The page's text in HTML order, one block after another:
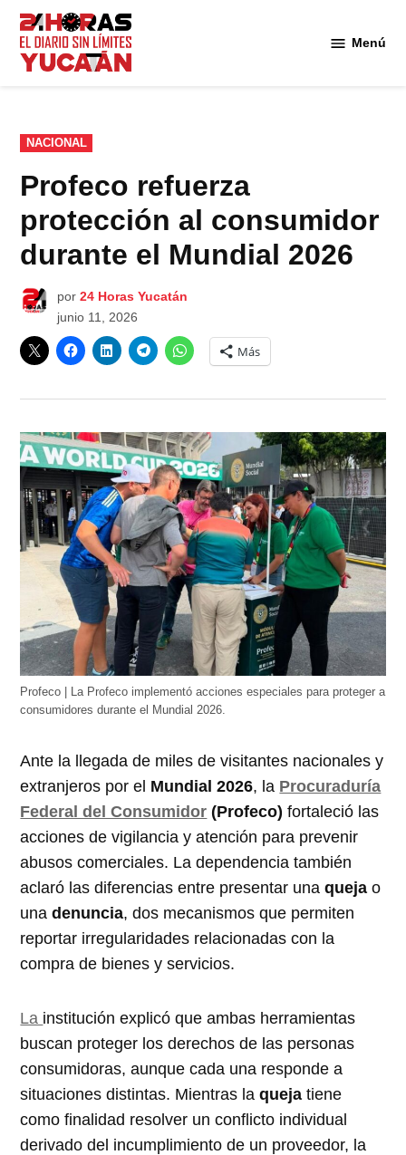
Saltar
contenido
Menú
PUBLICADO
EN
NACIONAL
Profeco refuerza
protección al consumidor
durante el Mundial 2026
por 24 Horas Yucatán
junio 11, 2026
Más
Profeco | La Profeco implementó acciones especiales para proteger a
consumidores durante el Mundial 2026.
Ante la llegada de miles de visitantes nacionales y
extranjeros por el Mundial 2026, la Procuraduría
Federal del Consumidor (Profeco) fortaleció las
acciones de vigilancia y atención para prevenir
abusos comerciales. La dependencia también
aclaró las diferencias entre presentar unaqueja o
unadenuncia, dos mecanismos que permiten
reportar irregularidades relacionadas con la
compra de bienes y servicios.
La institución explicó que ambas herramientas
buscan proteger los derechos de las personas
consumidoras, aunque cada una responde a
situaciones distintas. Mientras laqueja tiene
como finalidad resolver un conflicto individual
derivado del incumplimiento de un proveedor, la